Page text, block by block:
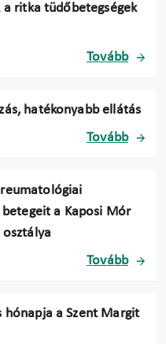
a ritka tüdőbetegségek
Tovább
hatékonyabb ellátás
Tovább
a Kaposi Mór
Tovább
hónapja a Szent Margit